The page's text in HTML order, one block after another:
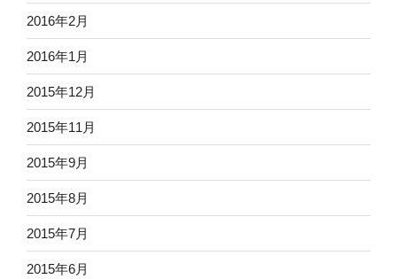
2016年2月
2016年1月
2015年12月
2015年11月
2015年9月
2015年8月
2015年7月
2015年6月